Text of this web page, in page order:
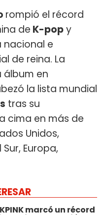
rompió el récord
de K-popy
nacional e
de reina. La
álbum en
la lista mundial
tras su
cima en más de
Unidos,
Europa,
marcó un récord